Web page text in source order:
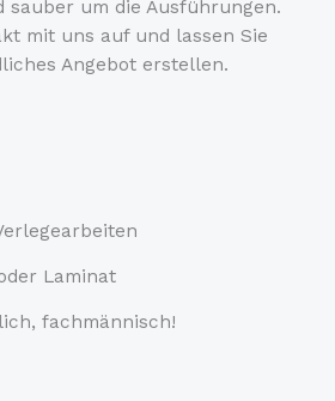
sauber um die Ausführungen.
mit uns auf und lassen Sie
Angebot erstellen.
Laminat
fachmännisch!